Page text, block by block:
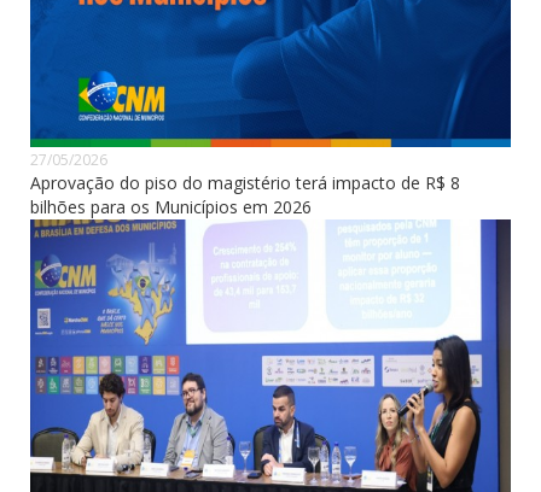
27/05/2026
Aprovação do piso do magistério terá impacto de R$ 8
bilhões para os Municípios em 2026